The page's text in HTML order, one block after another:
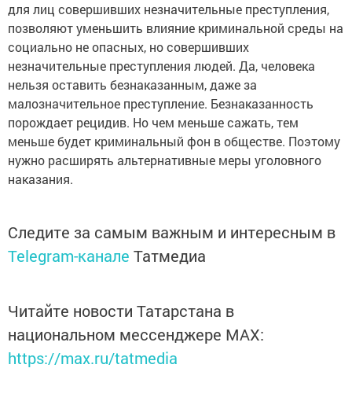
для лиц совершивших незначительные преступления,
позволяют уменьшить влияние криминальной среды на
социально не опасных, но совершивших
незначительные преступления людей. Да, человека
нельзя оставить безнаказанным, даже за
малозначительное преступление. Безнаказанность
порождает рецидив. Но чем меньше сажать, тем
меньше будет криминальный фон в обществе. Поэтому
нужно расширять альтернативные меры уголовного
наказания.
Следите за самым важным и интересным в
Telegram-канале Татмедиа
Читайте новости Татарстана в
национальном мессенджере MАХ:
https://max.ru/tatmedia